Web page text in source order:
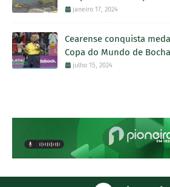
janeiro 17, 2024
Cearense conquista
Copa do Mundo de Bocha
julho 15, 2024